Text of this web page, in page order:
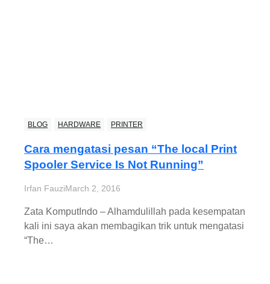
BLOG HARDWARE PRINTER
Cara mengatasi pesan “The local Print
Spooler Service Is Not Running”
Irfan FauziMarch 2, 2016
Zata KomputIndo – Alhamdulillah pada kesempatan
kali ini saya akan membagikan trik untuk mengatasi
“The…